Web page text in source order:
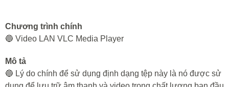
Chương trình chính
🔵 Video LAN VLC Media Player
Mô tả
🔵 Lý do chính để sử dụng định dạng tệp này là nó được sử